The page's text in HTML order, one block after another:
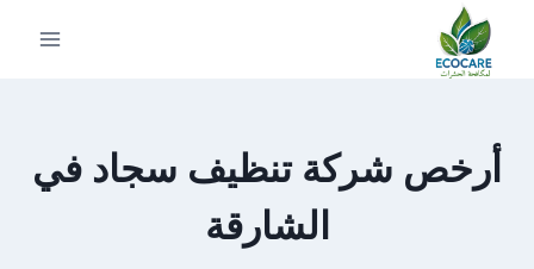
التجاوز
أرخص شركة تنظيف سجاد في
الشارقة